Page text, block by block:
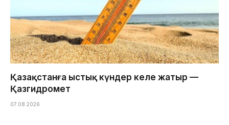
Қазақстанға ыстық күндер келе жатыр —
Қазгидромет
07.08.2026